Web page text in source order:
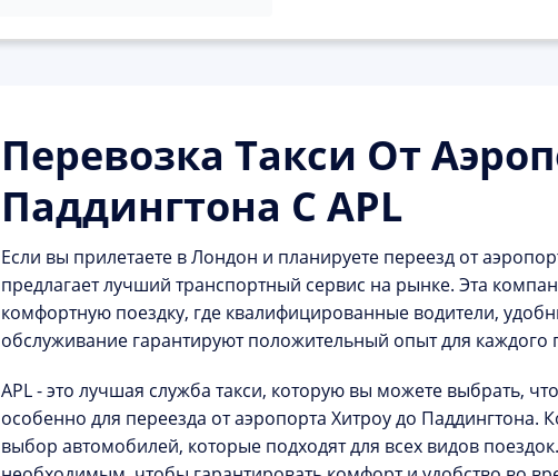
Перевозка Такси От
Паддингтона С APL
Если вы прилетаете в Лондон и планируете переезд от
предлагает лучший транспортный сервис на рынке. Эта
комфортную поездку, где квалифицированные водители,
обслуживание гарантируют положительный опыт для каждого
APL - это лучшая служба такси, которую вы можете выбрать,
особенно для переезда от аэропорта Хитроу до Паддингтона.
выбор автомобилей, которые подходят для всех видов